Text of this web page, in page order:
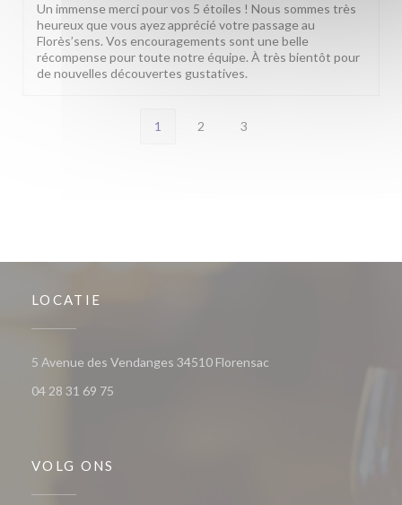
Un immense merci pour vos 5 étoiles ! Nous sommes très
heureux que vous ayez apprécié votre passage au
Florès’sens. Vos encouragements sont une belle
récompense pour toute notre équipe. À très bientôt pour
de nouvelles découvertes gustatives.
1 2 3
LOCATIE
5 Avenue des Vendanges 34510 Florensac
04 28 31 69 75
VOLG ONS